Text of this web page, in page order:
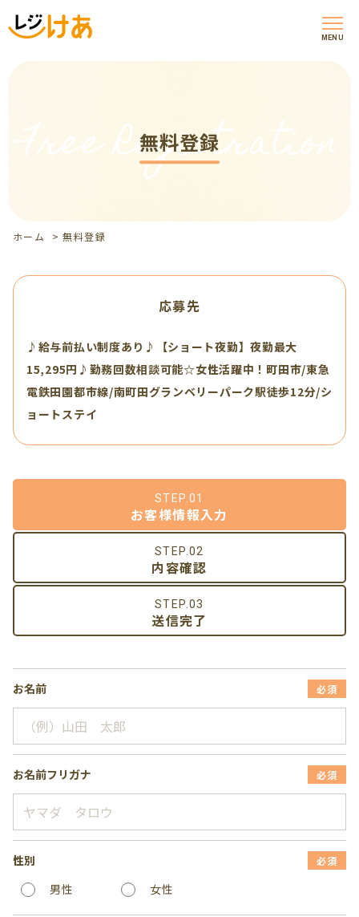
MENU
無料登録
Free Registration
ホーム >無料登録
応募先
♪給与前払い制度あり♪【ショート夜勤】夜勤最大
15,295円♪勤務回数相談可能☆女性活躍中！町田市/東急
電鉄田園都市線/南町田グランベリーパーク駅徒歩12分/シ
ョートステイ
STEP.01
お客様情報入力
STEP.02
内容確認
STEP.03
送信完了
お名前 必須
お名前フリガナ 必須
性別 必須
男性 女性